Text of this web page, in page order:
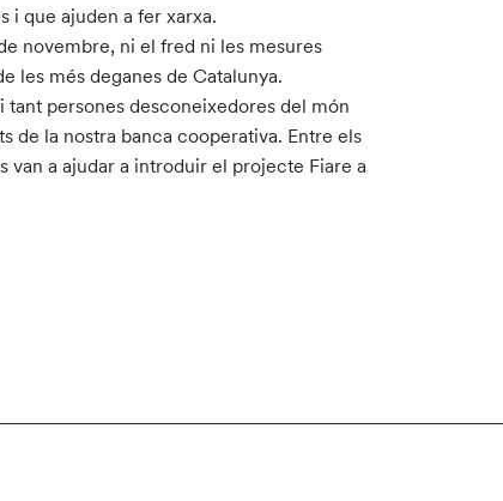
i que ajuden a fer xarxa.
novembre, ni el fred ni les mesures
les més deganes de Catalunya.
tant persones desconeixedores del món
de la nostra banca cooperativa. Entre els
van a ajudar a introduir el projecte Fiare a